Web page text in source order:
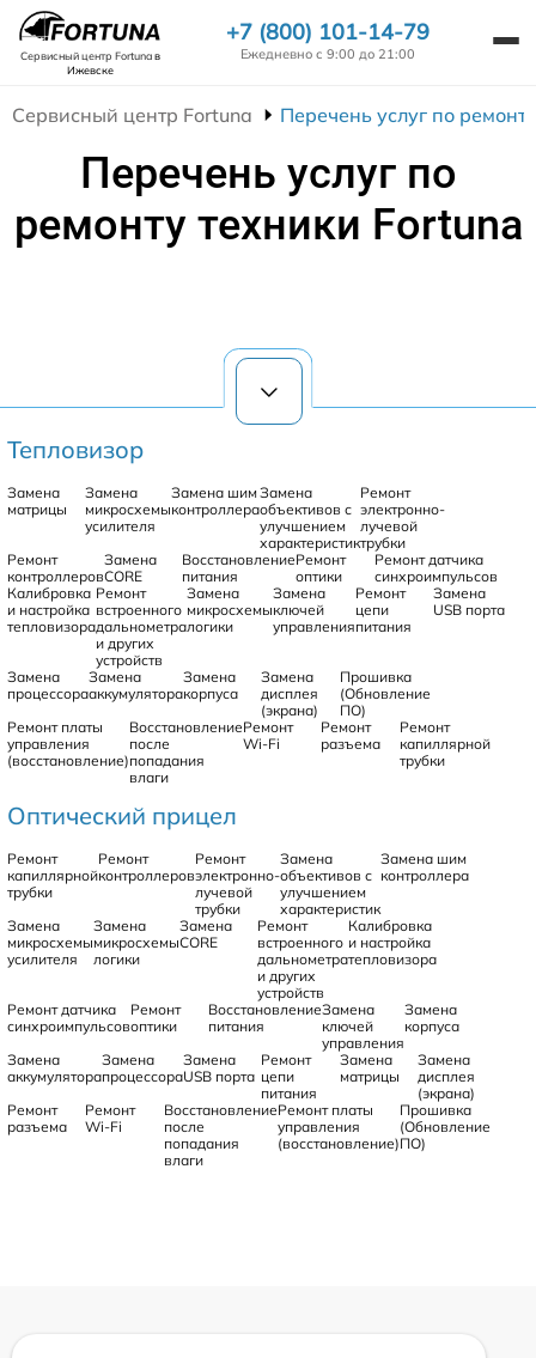
Сервисный центр Fortunaв
Ижевске
+7 (800) 101-14-79
Ежедневно с 9:00 до 21:00
Сервисный центр Fortuna Перечень услуг по
Перечень услуг по
ремонту техники Fortuna
Тепловизор
Замена
матрицы
Замена
микросхемы
усилителя
Замена шим
контроллера
Замена
объективов с
улучшением
характеристик
Ремонт
электронно-
лучевой
трубки
Ремонт
контроллеров
Замена
CORE
Восстановление
питания
Ремонт
оптики
Ремонт датчика
синхроимпульсов
Калибровка
и настройка
тепловизора
Ремонт
встроенного
дальнометра
и других
устройств
Замена
микросхемы
логики
Замена
ключей
управления
Ремонт
цепи
питания
Замена
USB порта
Замена
процессора
Замена
аккумулятора
Замена
корпуса
Замена
дисплея
(экрана)
Прошивка
(Обновление
ПО)
Ремонт платы
управления
(восстановление)
Восстановление
после
попадания
влаги
Ремонт
Wi-Fi
Ремонт
разъема
Ремонт
капиллярной
трубки
Оптический прицел
Ремонт
капиллярной
трубки
Ремонт
контроллеров
Ремонт
электронно-
лучевой
трубки
Замена
объективов с
улучшением
характеристик
Замена шим
контроллера
Замена
микросхемы
усилителя
Замена
микросхемы
логики
Замена
CORE
Ремонт
встроенного
дальнометра
и других
устройств
Калибровка
и настройка
тепловизора
Ремонт датчика
синхроимпульсов
Ремонт
оптики
Восстановление
питания
Замена
ключей
управления
Замена
корпуса
Замена
аккумулятора
Замена
процессора
Замена
USB порта
Ремонт
цепи
питания
Замена
матрицы
Замена
дисплея
(экрана)
Ремонт
разъема
Ремонт
Wi-Fi
Восстановление
после
попадания
влаги
Ремонт платы
управления
(восстановление)
Прошивка
(Обновление
ПО)